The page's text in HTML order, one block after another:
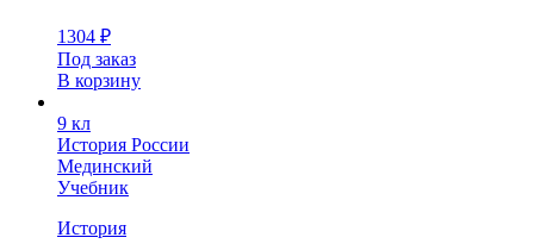
1304 ₽
Под заказ
В корзину
9 кл
История России
Мединский
Учебник
История